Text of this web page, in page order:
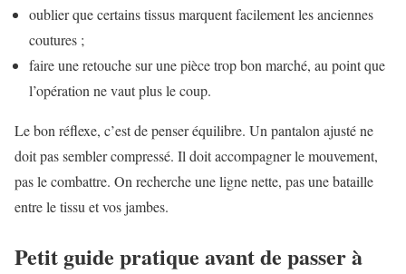
oublier que certains tissus marquent facilement les anciennes
coutures ;
faire une retouche sur une pièce trop bon marché, au point que
l’opération ne vaut plus le coup.
Le bon réflexe, c’est de penser équilibre. Un pantalon ajusté ne
doit pas sembler compressé. Il doit accompagner le mouvement,
pas le combattre. On recherche une ligne nette, pas une bataille
entre le tissu et vos jambes.
Petit guide pratique avant de passer à